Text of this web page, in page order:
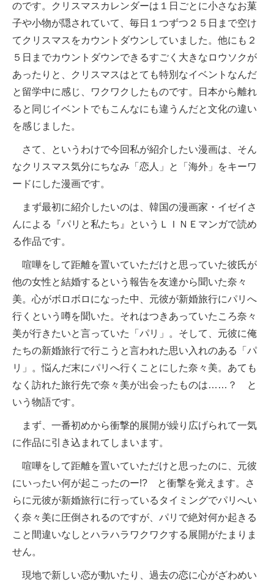
のです。クリスマスカレンダーは１日ごとに小さなお菓
子や小物が隠されていて、毎日１つずつ２５日まで空け
てクリスマスをカウントダウンしていました。他にも２
５日までカウントダウンできるすごく大きなロウソクが
あったりと、クリスマスはとても特別なイベントなんだ
と留学中に感じ、ワクワクしたものです。日本から離れ
ると同じイベントでもこんなにも違うんだと文化の違い
を感じました。
さて、というわけで今回私が紹介したい漫画は、そん
なクリスマス気分にちなみ「恋人」と「海外」をキーワ
ードにした漫画です。
まず最初に紹介したいのは、韓国の漫画家・イゼイさ
んによる『パリと私たち』というＬＩＮＥマンガで読め
る作品です。
喧嘩をして距離を置いていただけと思っていた彼氏が
他の女性と結婚するという報告を友達から聞いた奈々
美。心がボロボロになった中、元彼が新婚旅行にパリへ
行くという噂を聞いた。それはつきあっていたころ奈々
美が行きたいと言っていた「パリ」。そして、元彼に俺
たちの新婚旅行で行こうと言われた思い入れのある「パ
リ」。悩んだ末にパリへ行くことにした奈々美。あても
なく訪れた旅行先で奈々美が出会ったものは……？ と
いう物語です。
まず、一番初めから衝撃的展開が繰り広げられて一気
に作品に引き込まれてしまいます。
喧嘩をして距離を置いていただけと思ったのに、元彼
にいったい何が起こったのー!? と衝撃を覚えます。さ
らに元彼が新婚旅行に行っているタイミングでパリへい
く奈々美に圧倒されるのですが、パリで絶対何か起きる
こと間違いなしとハラハラワクワクする展開がたまりま
せん。
現地で新しい恋が動いたり、過去の恋に心がざわめい